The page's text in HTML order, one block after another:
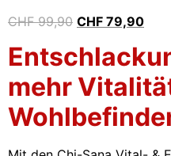
CHF99,90 CHF 79,90
mehr